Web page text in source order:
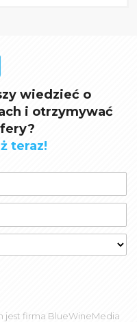
wiedzieć o
i otrzymywać
teraz!
jest firma BlueWineMedia